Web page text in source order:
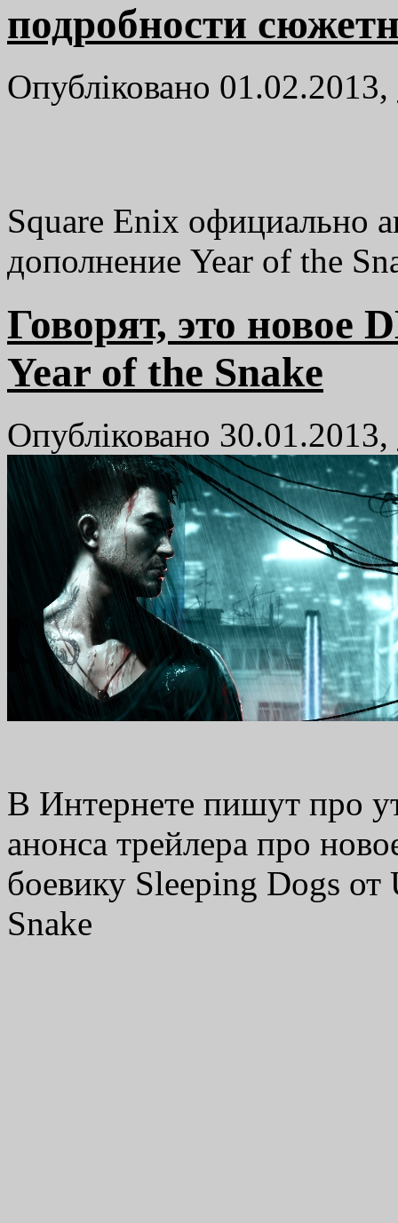
подробности
Опубліковано 01.02.2013,
Square Enix официально
дополнение Year of the
Говорят, это новое
Year of the Snake
Опубліковано 30.01.2013,
В Интернете пишут про
анонса трейлера про
боевику Sleeping Dogs
Snake